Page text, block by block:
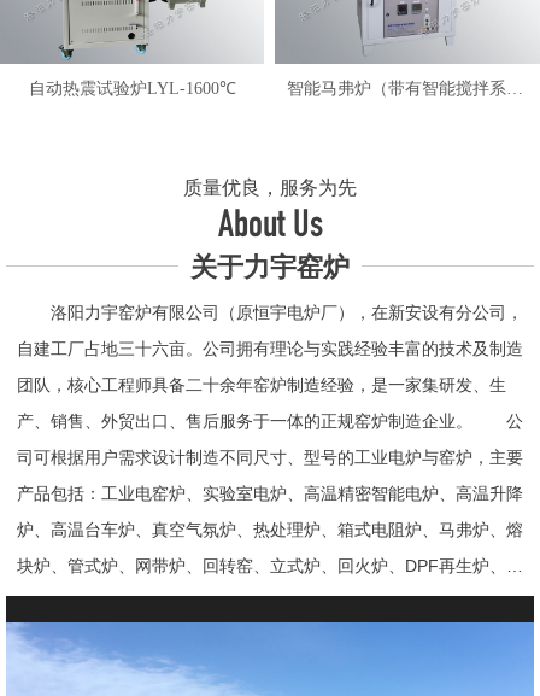
自动热震试验炉LYL-1600℃
质量优良，服务为先
About Us
关于力宇窑炉
洛阳力宇窑炉有限公司（原恒宇电炉厂），在新安设有分公司，
自建工厂占地三十六亩。公司拥有理论与实践经验丰富的技术及制造
团队，核心工程师具备二十余年窑炉制造经验，是一家集研发、生
产、销售、外贸出口、售后服务于一体的正规窑炉制造企业。 公
司可根据用户需求设计制造不同尺寸、型号的工业电炉与窑炉，主要
产品包括：工业电窑炉、实验室电炉、高温精密智能电炉、高温升降
炉、高温台车炉、真空气氛炉、热处理炉、箱式电阻炉、马弗炉、熔
块炉、管式炉、网带炉、回转窑、立式炉、回火炉、DPF再生炉、试
验电炉、钟罩炉、退火炉、烧结炉、热震炉、高真空炉、重烧炉、牙
科烤瓷炉、真空CVD管式炉、高温节能电炉、气氛炉、井式电炉、
熔炼炉、推板窑炉、辊道窑炉、烘箱、真空干燥箱、工业烘箱、发热